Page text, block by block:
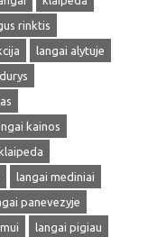
rinktis
langai alytuje
kainos
langai mediniai
panevezyje
langai pigiau